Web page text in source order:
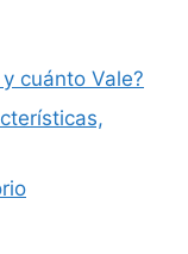
cuánto Vale?